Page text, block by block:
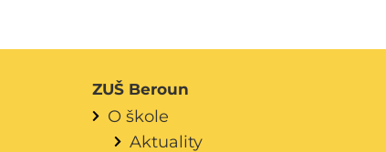
ZUŠ Beroun
O škole
Aktuality